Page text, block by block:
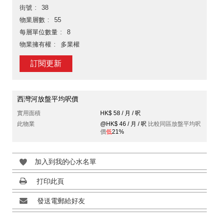
街號
38
物業層數
55
每層單位數量
8
物業擁有權
多業權
訂閱更新
西灣河放盤平均呎價
實用面積
HK$ 58 / 月 / 呎
此物業
@HK$ 46 / 月 / 呎 比較同區放盤平均呎
價低21%
加入到我的心水名單
打印此頁
發送電郵給好友